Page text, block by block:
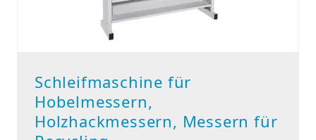
Schleifmaschine für
Hobelmessern,
Holzhackmessern, Messern für